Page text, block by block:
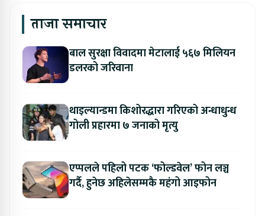
ताजा समाचार
बाल सुरक्षा विवादमा मेटालाई ५६७ मिलियन
डलरको जरिवाना
थाइल्यान्डमा किशोरद्धारा गरिएको अन्धाधुन्ध
गोली प्रहारमा ७ जनाको मृत्यु
एप्पलले पहिलो पटक ‘फोल्डवेल’ फोन लञ्च
गर्दै, हुनेछ अहिलेसम्मकै महंगो आइफोन